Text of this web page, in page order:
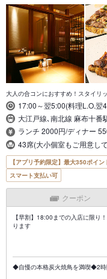
大人の合コンにおすすめ！スタイリ
17:00～翌5:00(料理L.O.翌
大江戸線､南北線 麻布十番
ランチ 2000円/ディナー
43席(大小個室もご用意し
【アプリ予約限定】最大350ポイ
スマート支払い可
クーポン
【早割】18:00までの入店に限り
ります
◆自慢の本格炭火焼鳥を満喫◆2時